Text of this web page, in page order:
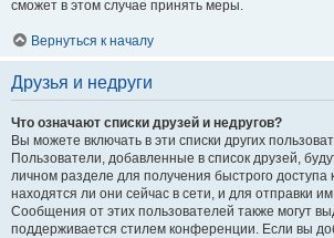
сможет в этом случае принять меры.
Вернуться к началу
Друзья и недруги
Что означают списки друзей и недругов?
Вы можете включать в эти списки других
Пользователи, добавленные в список друзей,
личном разделе для получения быстрого
находятся ли они сейчас в сети, и для отправки
Сообщения от этих пользователей также могут
поддерживается стилем конференции. Если вы